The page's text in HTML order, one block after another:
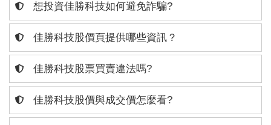
想投資佳勝科技如何避免詐騙?
佳勝科技股價頁提供哪些資訊？
佳勝科技股票買賣違法嗎?
佳勝科技股價與成交價怎麼看?